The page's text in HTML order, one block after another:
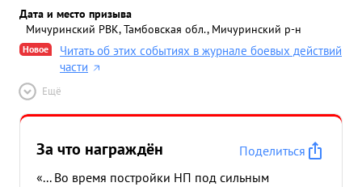
Дата и место призыва
Мичуринский РВК, Тамбовская обл., Мичуринский р-н
Новое
Читать об этих событиях в журнале боевых действий
части
Ещё
За что награждён
Поделиться
«... Во время постройки НП под сильным